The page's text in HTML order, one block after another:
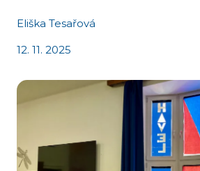
Eliška Tesařová
12. 11. 2025